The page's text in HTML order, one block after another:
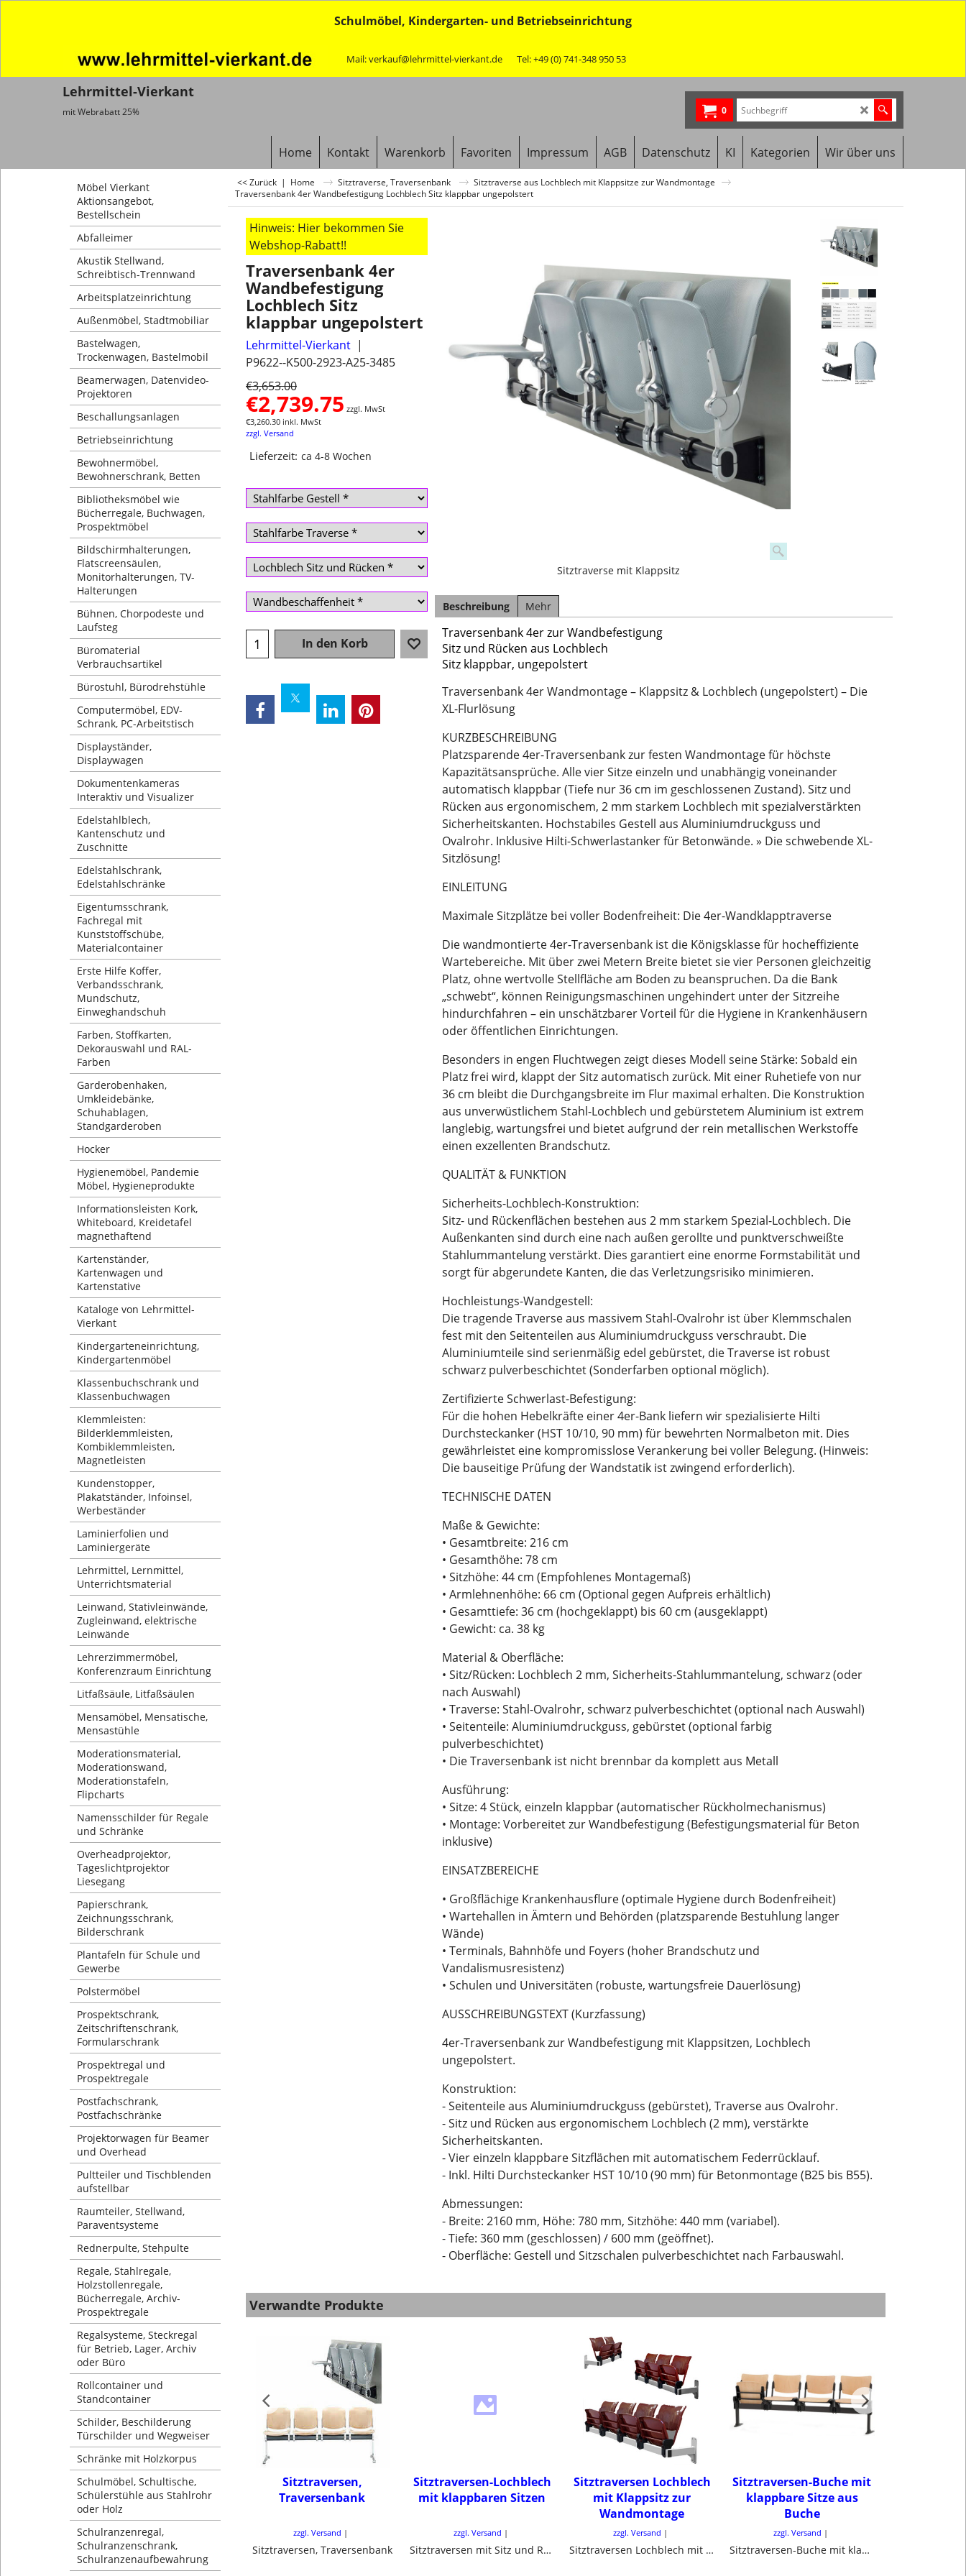
Schulmöbel, Kindergarten- und Betriebseinrichtung
Mail: verkauf@lehrmittel-vierkant.de Tel: +49 (0) 741-348 950 53
Lehrmittel-Vierkant
mit Webrabatt 25% 0
Home Kontakt Warenkorb Favoriten Impressum AGB Datenschutz KI Kategorien Wir über uns
Möbel Vierkant
Aktionsangebot,
Bestellschein
Abfalleimer
Akustik Stellwand,
Schreibtisch-Trennwand
Arbeitsplatzeinrichtung
Außenmöbel, Stadtmobiliar
Bastelwagen,
Trockenwagen, Bastelmobil
Beamerwagen, Datenvideo-
Projektoren
Beschallungsanlagen
Betriebseinrichtung
Bewohnermöbel,
Bewohnerschrank, Betten
Bibliotheksmöbel wie
Bücherregale, Buchwagen,
Prospektmöbel
Bildschirmhalterungen,
Flatscreensäulen,
Monitorhalterungen, TV-
Halterungen
Bühnen, Chorpodeste und
Laufsteg
Büromaterial
Verbrauchsartikel
Bürostuhl, Bürodrehstühle
Computermöbel, EDV-
Schrank, PC-Arbeitstisch
Displayständer,
Displaywagen
Dokumentenkameras
Interaktiv und Visualizer
Edelstahlblech,
Kantenschutz und
Zuschnitte
Edelstahlschrank,
Edelstahlschränke
Eigentumsschrank,
Fachregal mit
Kunststoffschübe,
Materialcontainer
Erste Hilfe Koffer,
Verbandsschrank,
Mundschutz,
Einweghandschuh
Farben, Stoffkarten,
Dekorauswahl und RAL-
Farben
Garderobenhaken,
Umkleidebänke,
Schuhablagen,
Standgarderoben
Hocker
Hygienemöbel, Pandemie
Möbel, Hygieneprodukte
Informationsleisten Kork,
Whiteboard, Kreidetafel
magnethaftend
Kartenständer,
Kartenwagen und
Kartenstative
Kataloge von Lehrmittel-
Vierkant
Kindergarteneinrichtung,
Kindergartenmöbel
Klassenbuchschrank und
Klassenbuchwagen
Klemmleisten:
Bilderklemmleisten,
Kombiklemmleisten,
Magnetleisten
Kundenstopper,
Plakatständer, Infoinsel,
Werbeständer
Laminierfolien und
Laminiergeräte
Lehrmittel, Lernmittel,
Unterrichtsmaterial
Leinwand, Stativleinwände,
Zugleinwand, elektrische
Leinwände
Lehrerzimmermöbel,
Konferenzraum Einrichtung
Litfaßsäule, Litfaßsäulen
Mensamöbel, Mensatische,
Mensastühle
Moderationsmaterial,
Moderationswand,
Moderationstafeln,
Flipcharts
Namensschilder für Regale
und Schränke
Overheadprojektor,
Tageslichtprojektor
Liesegang
Papierschrank,
Zeichnungsschrank,
Bilderschrank
Plantafeln für Schule und
Gewerbe
Polstermöbel
Prospektschrank,
Zeitschriftenschrank,
Formularschrank
Prospektregal und
Prospektregale
Postfachschrank,
Postfachschränke
Projektorwagen für Beamer
und Overhead
Pultteiler und Tischblenden
aufstellbar
Raumteiler, Stellwand,
Paraventsysteme
Rednerpulte, Stehpulte
Regale, Stahlregale,
Holzstollenregale,
Bücherregale, Archiv-
Prospektregale
Regalsysteme, Steckregal
für Betrieb, Lager, Archiv
oder Büro
Rollcontainer und
Standcontainer
Schilder, Beschilderung
Türschilder und Wegweiser
Schränke mit Holzkorpus
Schulmöbel, Schultische,
Schülerstühle aus Stahlrohr
oder Holz
Schulranzenregal,
Schulranzenschrank,
Schulranzenaufbewahrung
<< Zurück | Home Sitztraverse, Traversenbank
Sitztraverse aus Lochblech mit Klappsitze zur Wandmontage
Traversenbank 4er Wandbefestigung Lochblech Sitz klappbar ungepolstert
Sitztraverse mit Klappsitz
Hinweis: Hier bekommen Sie
Webshop-Rabatt!!
Traversenbank 4er
Wandbefestigung
Lochblech Sitz
klappbar ungepolstert
Lehrmittel-Vierkant
P9622--K500-2923-A25-3485
€3,653.00
€2,739.75 zzgl. MwSt
€3,260.30 inkl. MwSt
zzgl. Versand
Lieferzeit: ca 4-8 Wochen
In den Korb
Beschreibung Mehr
Traversenbank 4er zur Wandbefestigung
Sitz und Rücken aus Lochblech
Sitz klappbar, ungepolstert
Traversenbank 4er Wandmontage – Klappsitz & Lochblech (ungepolstert) – Die
XL-Flurlösung
KURZBESCHREIBUNG
Platzsparende 4er-Traversenbank zur festen Wandmontage für höchste
Kapazitätsansprüche. Alle vier Sitze einzeln und unabhängig voneinander
automatisch klappbar (Tiefe nur 36 cm im geschlossenen Zustand). Sitz und
Rücken aus ergonomischem, 2 mm starkem Lochblech mit spezialverstärkten
Sicherheitskanten. Hochstabiles Gestell aus Aluminiumdruckguss und
Ovalrohr. Inklusive Hilti-Schwerlastanker für Betonwände. » Die schwebende XL-
Sitzlösung!
EINLEITUNG
Maximale Sitzplätze bei voller Bodenfreiheit: Die 4er-Wandklapptraverse
Die wandmontierte 4er-Traversenbank ist die Königsklasse für hocheffiziente
Wartebereiche. Mit über zwei Metern Breite bietet sie vier Personen gleichzeitig
Platz, ohne wertvolle Stellfläche am Boden zu beanspruchen. Da die Bank
„schwebt“, können Reinigungsmaschinen ungehindert unter der Sitzreihe
hindurchfahren – ein unschätzbarer Vorteil für die Hygiene in Krankenhäusern
oder öffentlichen Einrichtungen.
Besonders in engen Fluchtwegen zeigt dieses Modell seine Stärke: Sobald ein
Platz frei wird, klappt der Sitz automatisch zurück. Mit einer Ruhetiefe von nur
36 cm bleibt die Durchgangsbreite im Flur maximal erhalten. Die Konstruktion
aus unverwüstlichem Stahl-Lochblech und gebürstetem Aluminium ist extrem
langlebig, wartungsfrei und bietet aufgrund der rein metallischen Werkstoffe
einen exzellenten Brandschutz.
QUALITÄT & FUNKTION
Sicherheits-Lochblech-Konstruktion:
Sitz- und Rückenflächen bestehen aus 2 mm starkem Spezial-Lochblech. Die
Außenkanten sind durch eine nach außen gerollte und punktverschweißte
Stahlummantelung verstärkt. Dies garantiert eine enorme Formstabilität und
sorgt für abgerundete Kanten, die das Verletzungsrisiko minimieren.
Hochleistungs-Wandgestell:
Die tragende Traverse aus massivem Stahl-Ovalrohr ist über Klemmschalen
fest mit den Seitenteilen aus Aluminiumdruckguss verschraubt. Die
Aluminiumteile sind serienmäßig edel gebürstet, die Traverse ist robust
schwarz pulverbeschichtet (Sonderfarben optional möglich).
Zertifizierte Schwerlast-Befestigung:
Für die hohen Hebelkräfte einer 4er-Bank liefern wir spezialisierte Hilti
Durchsteckanker (HST 10/10, 90 mm) für bewehrten Normalbeton mit. Dies
gewährleistet eine kompromisslose Verankerung bei voller Belegung. (Hinweis:
Die bauseitige Prüfung der Wandstatik ist zwingend erforderlich).
TECHNISCHE DATEN
Maße & Gewichte:
• Gesamtbreite: 216 cm
• Gesamthöhe: 78 cm
• Sitzhöhe: 44 cm (Empfohlenes Montagemaß)
• Armlehnenhöhe: 66 cm (Optional gegen Aufpreis erhältlich)
• Gesamttiefe: 36 cm (hochgeklappt) bis 60 cm (ausgeklappt)
• Gewicht: ca. 38 kg
Material & Oberfläche:
• Sitz/Rücken: Lochblech 2 mm, Sicherheits-Stahlummantelung, schwarz (oder
nach Auswahl)
• Traverse: Stahl-Ovalrohr, schwarz pulverbeschichtet (optional nach Auswahl)
• Seitenteile: Aluminiumdruckguss, gebürstet (optional farbig
pulverbeschichtet)
• Die Traversenbank ist nicht brennbar da komplett aus Metall
Ausführung:
• Sitze: 4 Stück, einzeln klappbar (automatischer Rückholmechanismus)
• Montage: Vorbereitet zur Wandbefestigung (Befestigungsmaterial für Beton
inklusive)
EINSATZBEREICHE
• Großflächige Krankenhausflure (optimale Hygiene durch Bodenfreiheit)
• Wartehallen in Ämtern und Behörden (platzsparende Bestuhlung langer
Wände)
• Terminals, Bahnhöfe und Foyers (hoher Brandschutz und
Vandalismusresistenz)
• Schulen und Universitäten (robuste, wartungsfreie Dauerlösung)
AUSSCHREIBUNGSTEXT (Kurzfassung)
4er-Traversenbank zur Wandbefestigung mit Klappsitzen, Lochblech
ungepolstert.
Konstruktion:
- Seitenteile aus Aluminiumdruckguss (gebürstet), Traverse aus Ovalrohr.
- Sitz und Rücken aus ergonomischem Lochblech (2 mm), verstärkte
Sicherheitskanten.
- Vier einzeln klappbare Sitzflächen mit automatischem Federrücklauf.
- Inkl. Hilti Durchsteckanker HST 10/10 (90 mm) für Betonmontage (B25 bis B55).
Abmessungen:
- Breite: 2160 mm, Höhe: 780 mm, Sitzhöhe: 440 mm (variabel).
- Tiefe: 360 mm (geschlossen) / 600 mm (geöffnet).
- Oberfläche: Gestell und Sitzschalen pulverbeschichtet nach Farbauswahl.
Verwandte Produkte
Sitztraversen,
Traversenbank
zzgl. Versand
Sitztraversen, Traversenbank
Sitztraversen-Lochblech
mit klappbaren Sitzen
zzgl. Versand
Sitztraversen mit Sitz und Rücken aus Lochblech. Traversenbänke mit klappbaren Sitzen
Sitztraversen Lochblech
mit Klappsitz zur
Wandmontage
zzgl. Versand
Sitztraversen Lochblech mit Klappsitz zur Wandmontage
Sitztraversen-Buche mit
klappbare Sitze aus
Buche
zzgl. Versand
Sitztraversen-Buche mit klappbare Sitze